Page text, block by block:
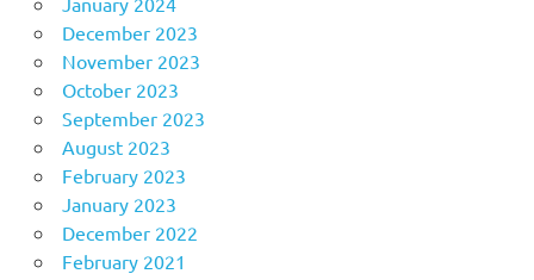
December 2023
November 2023
October 2023
September 2023
August 2023
February 2023
January 2023
December 2022
February 2021